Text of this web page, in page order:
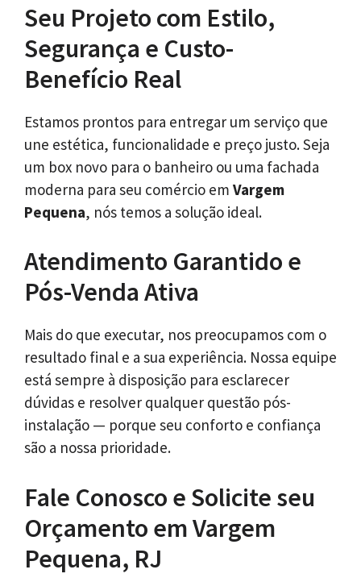
Seu Projeto com Estilo,
Segurança e Custo-
Benefício Real
Estamos prontos para entregar um serviço que
une estética, funcionalidade e preço justo. Seja
um box novo para o banheiro ou uma fachada
moderna para seu comércio em Vargem
Pequena, nós temos a solução ideal.
Atendimento Garantido e
Pós-Venda Ativa
Mais do que executar, nos preocupamos com o
resultado final e a sua experiência. Nossa equipe
está sempre à disposição para esclarecer
dúvidas e resolver qualquer questão pós-
instalação — porque seu conforto e confiança
são a nossa prioridade.
Fale Conosco e Solicite seu
Orçamento em Vargem
Pequena, RJ